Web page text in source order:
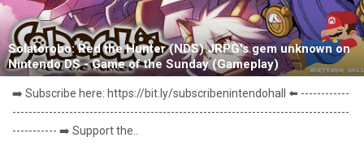
Solatorobo: Red the Hunter (NDS) JRPG's gem unknown on
Nintendo DS - Game of the Sunday (Gameplay)
➡️ Subscribe here: https://bit.ly/subscribenintendohall ⬅️ ------------
-----------------------------------------------------------------------------------
----------- ➡️ Support the..